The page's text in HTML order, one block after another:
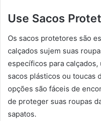
Use Sacos
Os sacos protetores são
calçados sujem suas
específicos para
sacos plásticos ou toucas
opções são fáceis de
de proteger suas roupas
sapatos.